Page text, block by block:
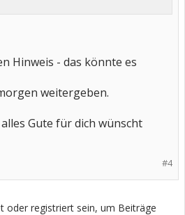
Hinweis - das könnte es
weitergeben.
Gute für dich wünscht
#4
oder registriert sein, um Beiträge